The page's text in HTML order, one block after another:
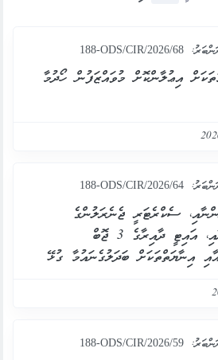
188-ODS/CIR/2026/68
އިޢުލާންކޮށް މުވައްޒަފުން ހޯދުމާ
188-ODS/CIR/2026/64
ސެކްރެޓަރީ ޖެނެރަލުންގެ
މުސާރައާއި އިނާޔަތްތަކަށާއި، އައިޓީ ދާއިރާގެ 3 ޖޮބް
އިނާޔަތްތަކަށް ބަދަލުގެނައުމާ ގުޅޭ
188-ODS/CIR/2026/59